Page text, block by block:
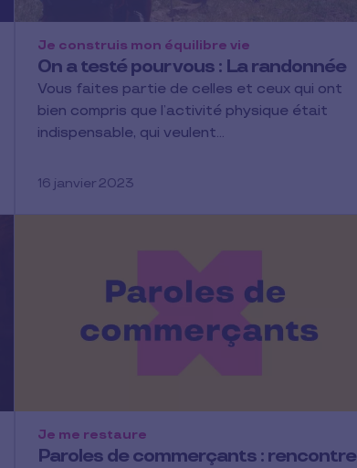
On a testé pour vous : La randonnée
Je construis mon équilibre vie
Vous faites partie de celles et ceux qui ont
bien compris que l’activité physique était
indispensable, qui veulent…
16 janvier 2023
Paroles de commerçants : rencontre
Je me restaure